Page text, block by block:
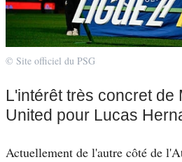
© Site officiel du PSG
L'intérêt très concret de
United pour Lucas
Actuellement de l'autre côté de